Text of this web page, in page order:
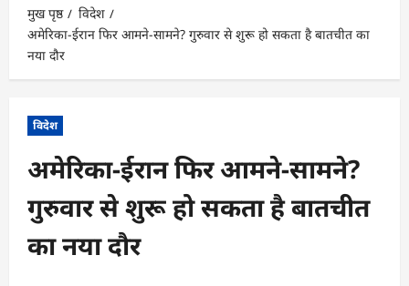
मुख पृष्ठ
विदेश
अमेरिका-ईरान फिर आमने-सामने? गुरुवार से शुरू हो सकता है बातचीत का
नया दौर
विदेश
अमेरिका-ईरान फिर आमने-सामने?
गुरुवार से शुरू हो सकता है बातचीत
का नया दौर